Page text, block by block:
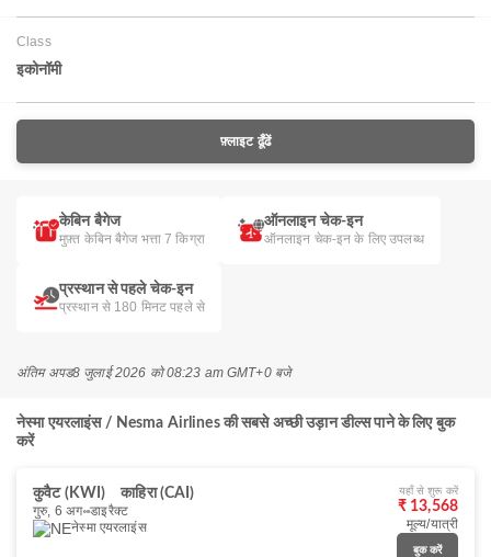
Class
इकोनॉमी
फ़्लाइट ढूँढें
केबिन बैगेज
मुफ़्त केबिन बैगेज भत्ता 7 किग्रा
ऑनलाइन चेक-इन
ऑनलाइन चेक-इन के लिए उपलब्ध
प्रस्थान से पहले चेक-इन
प्रस्थान से 180 मिनट पहले से
अंतिम अपड8 जुलाई 2026 को 08:23 am GMT+0 बजे
नेस्मा एयरलाइंस / Nesma Airlines की सबसे अच्छी उड़ान डील्स पाने के लिए बुक
करें
कुवैट (KWI)
काहिरा (CAI)
गुरु, 6 अग॰ डाइरैक्ट
नेस्मा एयरलाइंस
यहाँ से शुरू करें
₹ 13,568
मूल्य/यात्री
बुक करें